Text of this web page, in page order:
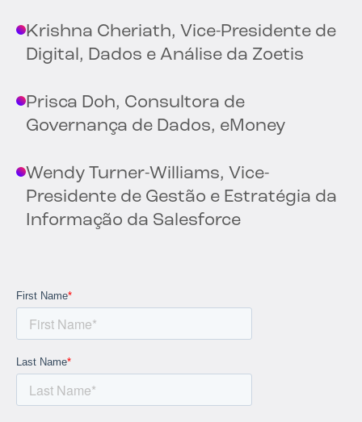
Krishna Cheriath, Vice-Presidente de
Digital, Dados e Análise da Zoetis
Prisca Doh, Consultora de
Governança de Dados, eMoney
Wendy Turner-Williams, Vice-
Presidente de Gestão e Estratégia da
Informação da Salesforce